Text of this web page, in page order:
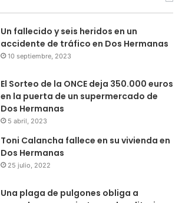
Un fallecido y seis heridos en un
accidente de tráfico en Dos Hermanas
10 septiembre, 2023
El Sorteo de la ONCE deja 350.000 euros
en la puerta de un supermercado de
Dos Hermanas
5 abril, 2023
Toni Calancha fallece en su vivienda en
Dos Hermanas
25 julio, 2022
Una plaga de pulgones obliga a